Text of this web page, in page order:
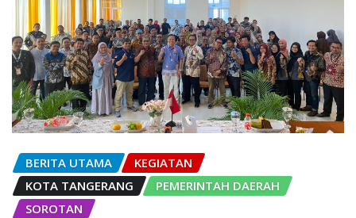
BERITA UTAMA
KEGIATAN
KOTA TANGERANG
PEMERINTAH DAERAH
SOROTAN